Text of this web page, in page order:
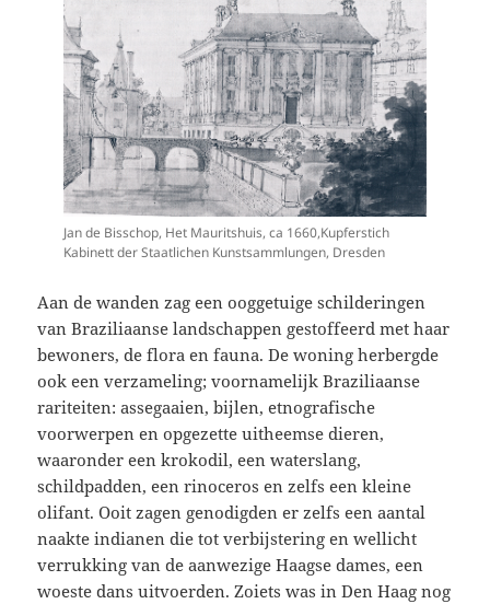
Jan de Bisschop, Het Mauritshuis, ca 1660,Kupferstich
Kabinett der Staatlichen Kunstsammlungen, Dresden
Aan de wanden zag een ooggetuige schilderingen
van Braziliaanse landschappen gestoffeerd met haar
bewoners, de flora en fauna. De woning herbergde
ook een verzameling; voornamelijk Braziliaanse
rariteiten: assegaaien, bijlen, etnografische
voorwerpen en opgezette uitheemse dieren,
waaronder een krokodil, een waterslang,
schildpadden, een rinoceros en zelfs een kleine
olifant. Ooit zagen genodigden er zelfs een aantal
naakte indianen die tot verbijstering en wellicht
verrukking van de aanwezige Haagse dames, een
woeste dans uitvoerden. Zoiets was in Den Haag nog